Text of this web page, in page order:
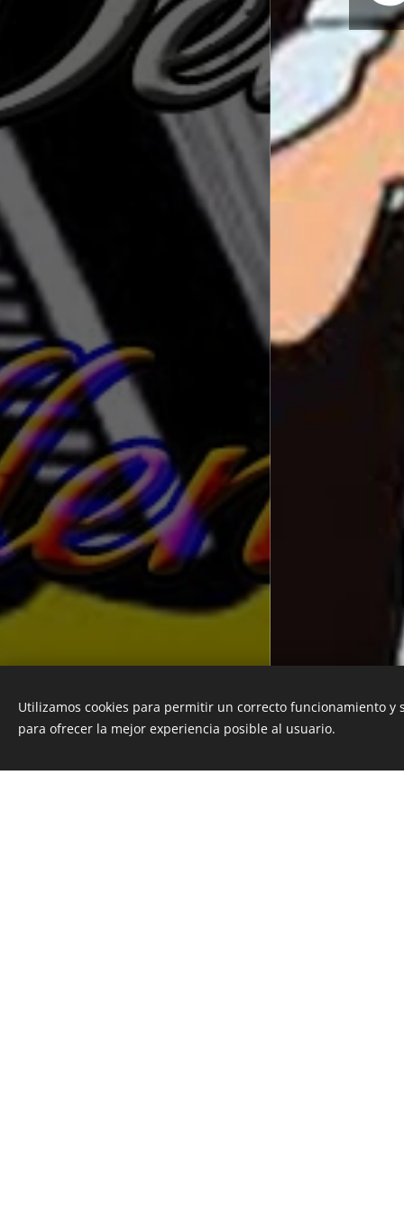
Creado con
Webnode
Utilizamos cookies para permitir un correcto funcionamiento y
para ofrecer la mejor experiencia posible al usuario.